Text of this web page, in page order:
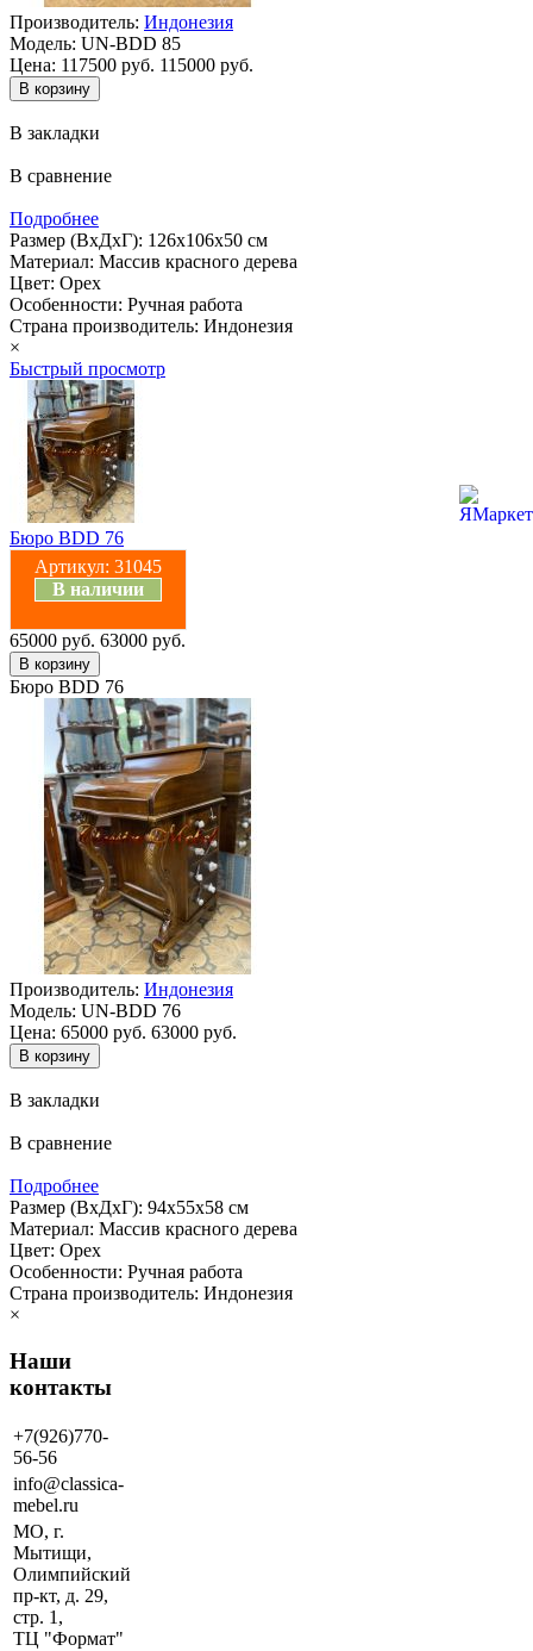
Производитель: Индонезия
Модель: UN-BDD 85
Цена: 117500 руб. 115000 руб.
В закладки
В сравнение
Подробнее
Размер (ВхДхГ): 126х106х50 см
Материал: Массив красного дерева
Цвет: Орех
Особенности: Ручная работа
Страна производитель: Индонезия
×
Быстрый просмотр
Бюро BDD 76
Артикул: 31045
В наличии
65000 руб. 63000 руб.
Бюро BDD 76
Производитель: Индонезия
Модель: UN-BDD 76
Цена: 65000 руб. 63000 руб.
В закладки
В сравнение
Подробнее
Размер (ВхДхГ): 94х55х58 см
Материал: Массив красного дерева
Цвет: Орех
Особенности: Ручная работа
Страна производитель: Индонезия
×
Наши
контакты
+7(926)770-
56-56
info@classica-
mebel.ru
МО, г.
Мытищи,
Олимпийский
пр-кт, д. 29,
стр. 1,
ТЦ "Формат"